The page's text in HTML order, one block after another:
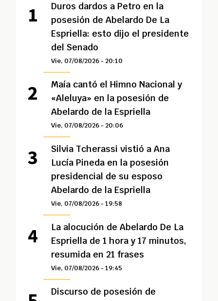
Duros dardos a Petro en la
posesión de Abelardo De La
Espriella: esto dijo el presidente
del Senado
Vie, 07/08/2026 - 20:10
Maía cantó el Himno Nacional y
«Aleluya» en la posesión de
Abelardo de la Espriella
Vie, 07/08/2026 - 20:06
Silvia Tcherassi vistió a Ana
Lucía Pineda en la posesión
presidencial de su esposo
Abelardo de la Espriella
Vie, 07/08/2026 - 19:58
La alocución de Abelardo De La
Espriella de 1 hora y 17 minutos,
resumida en 21 frases
Vie, 07/08/2026 - 19:45
Discurso de posesión de